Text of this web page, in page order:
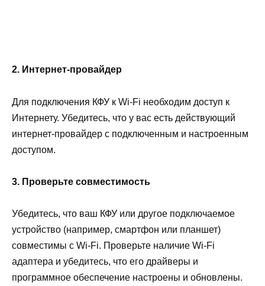
2. Интернет-провайдер
Для подключения КФУ к Wi-Fi необходим доступ к
Интернету. Убедитесь, что у вас есть действующий
интернет-провайдер с подключенным и настроенным
доступом.
3. Проверьте совместимость
Убедитесь, что ваш КФУ или другое подключаемое
устройство (например, смартфон или планшет)
совместимы с Wi-Fi. Проверьте наличие Wi-Fi
адаптера и убедитесь, что его драйверы и
программное обеспечение настроены и обновлены.